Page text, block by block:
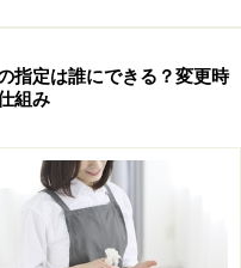
なります。つまり、こ
生命保険の保険料は、
条件で異なり、年払い
異なります。でも、多
確実にトクします。
険料は、各家庭にとっ
指定は誰にできる？変更時
組み